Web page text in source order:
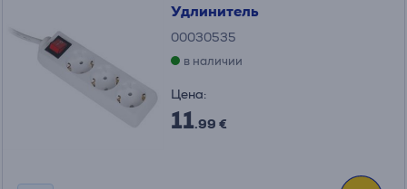
Удлинитель
00030535
в наличии
Цена:
11.99 €